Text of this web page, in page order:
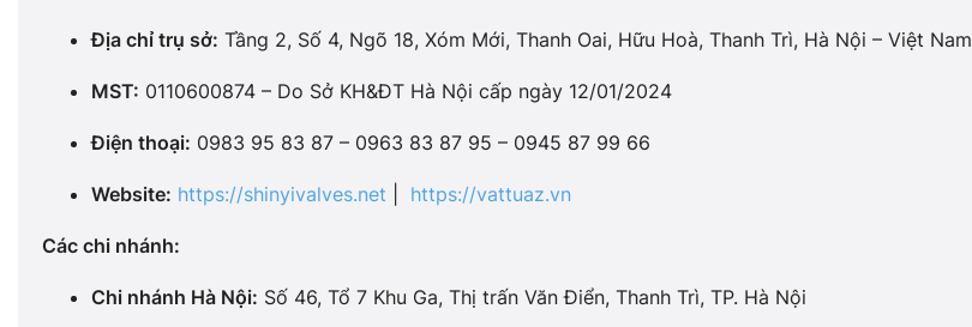
Địa chỉ trụ sở: Tầng 2, Số 4, Ngõ 18, Xóm Mới, Thanh Oai, Hữu Hoà, Thanh Trì, Hà Nội – Việt Nam
MST: 0110600874 – Do Sở KH&ĐT Hà Nội cấp ngày 12/01/2024
Điện thoại: 0983 95 83 87 – 0963 83 87 95 – 0945 87 99 66
Website: https://shinyivalves.net https://vattuaz.vn
Các chi nhánh:
Chi nhánh Hà Nội: Số 46, Tổ 7 Khu Ga, Thị trấn Văn Điển, Thanh Trì, TP. Hà Nội